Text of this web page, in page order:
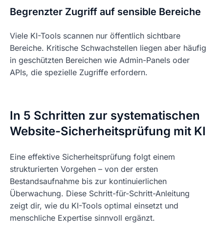
Begrenzter Zugriff auf sensible Bereiche
Viele KI-Tools scannen nur öffentlich sichtbare
Bereiche. Kritische Schwachstellen liegen aber häufig
in geschützten Bereichen wie Admin-Panels oder
APIs, die spezielle Zugriffe erfordern.
In 5 Schritten zur systematischen
Website-Sicherheitsprüfung mit KI
Eine effektive Sicherheitsprüfung folgt einem
strukturierten Vorgehen – von der ersten
Bestandsaufnahme bis zur kontinuierlichen
Überwachung. Diese Schritt-für-Schritt-Anleitung
zeigt dir, wie du KI-Tools optimal einsetzt und
menschliche Expertise sinnvoll ergänzt.